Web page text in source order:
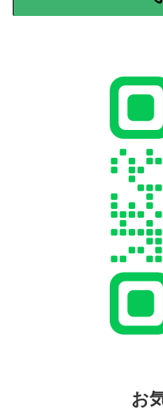
お